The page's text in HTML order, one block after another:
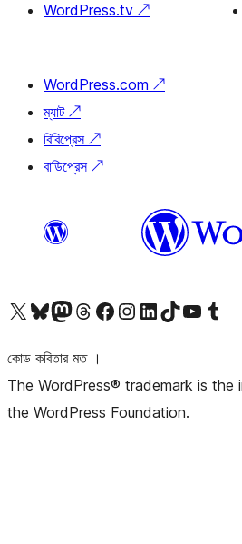
WordPress.tv ↗
WordPress.com ↗
ম্যাট ↗
বিবিপ্রেস ↗
বাডিপ্রেস ↗
আমাদের X (আগের টুইটার) অ্যাকাউন্টে যানআমাদের Bluesky অ্যাকাউন্টটি দেখুনআমাদের মাস্টোডন অ্যাকাউন্টটি দেখুনআমাদের থ্রেডস অ্যাকাউন্টটি দেখুনআমাদের ফেসবুক পেজ দেখুনআমাদের ইন্সটাগ্রাম অ্যাকাউন্ট দেখুনআমাদের লিঙ্কডইন অ্যাকাউন্টে যানআমাদের TikTok অ্যাকাউন্টটি দেখুনআমাদের ইউটিউব চ্যানেলে যান আমাদের টাম্বলার অ্যাকাউন্ট দেখুন
কোড কবিতার মত ।
The WordPress® trademark is
the WordPress Foundation.